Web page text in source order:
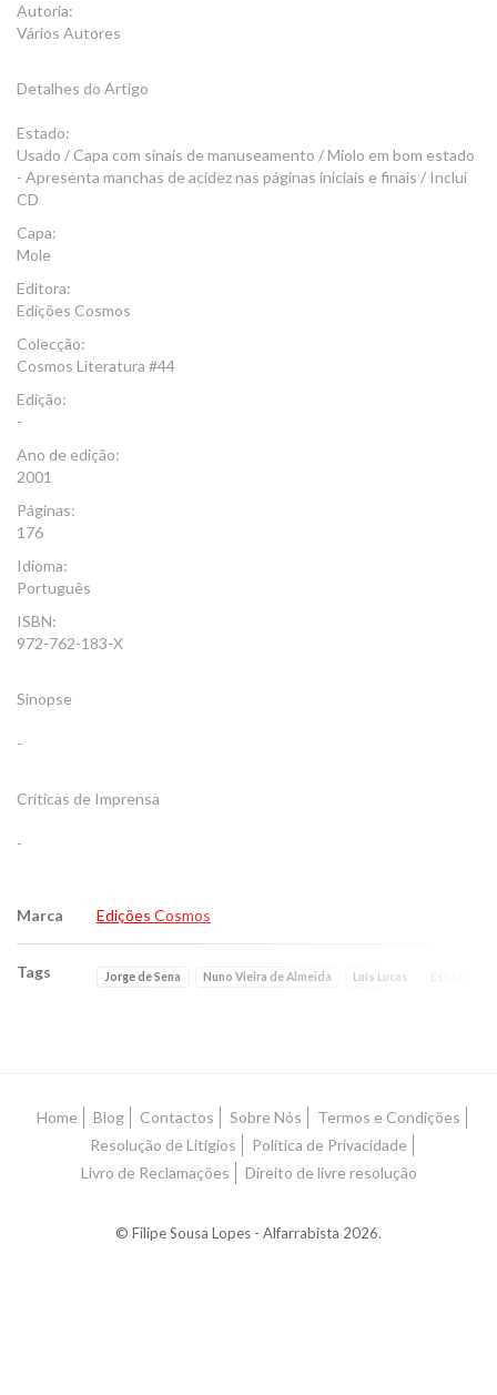
Autoria:
Vários Autores
Detalhes do Artigo
Estado:
Usado / Capa com sinais de manuseamento / Miolo em bom estado
- Apresenta manchas de acidez nas páginas iniciais e finais / Inclui
CD
Capa:
Mole
Editora:
Edições Cosmos
Colecção:
Cosmos Literatura #44
Edição:
-
Ano de edição:
2001
Páginas:
176
Idioma:
Português
ISBN:
972-762-183-X
Sinopse
-
Críticas de Imprensa
-
Marca Edições Cosmos
Tags Jorge de Sena Nuno Vieira de Almeida Luís Lucas
Home Blog Contactos Sobre Nós
Termos e Condições
Resolução de Litígios
Política de Privacidade
Livro de Reclamações
Direito de livre resolução
© Filipe Sousa Lopes - Alfarrabista 2026.